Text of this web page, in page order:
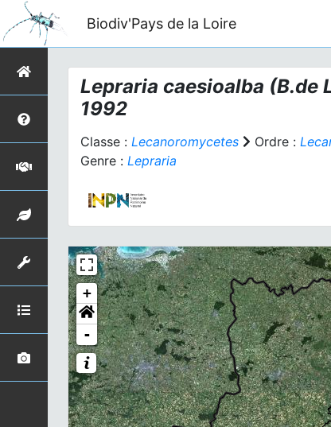
Biodiv'Pays de la Loire
Lepraria caesioalba (B.de
1992
Classe : Lecanoromycetes Ordre :
Genre : Lepraria
+
-